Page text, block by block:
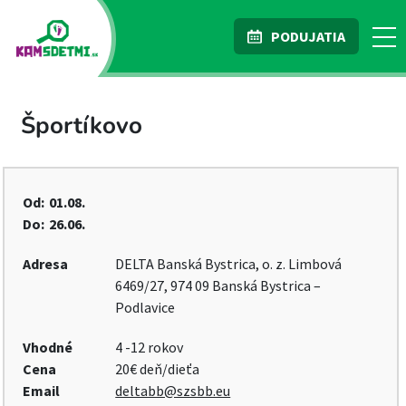
PODUJATIA
Športíkovo
Od: 01.08.
Do: 26.06.
Adresa
DELTA Banská Bystrica, o. z. Limbová
6469/27, 974 09 Banská Bystrica –
Podlavice
Vhodné
4 -12 rokov
Cena
20€ deň/dieťa
Email
deltabb@szsbb.eu